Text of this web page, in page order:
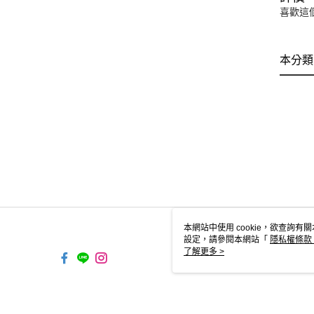
喜歡這
本分
本網站中使用 cookie，欲查詢有
設定，請參閱本網站「 隱私權條款
使用 cookie。
了解更多 >